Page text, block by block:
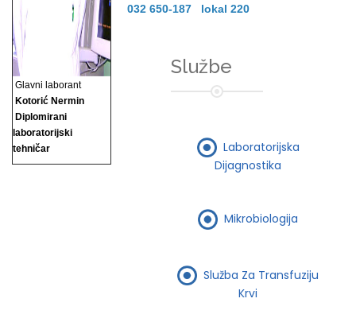
Glavni laborant
Kotorić Nermin
Diplomirani
laboratorijski
tehničar
032 650-187 lokal 220
Službe
Laboratorijska
Dijagnostika
Mikrobiologija
Služba Za Transfuziju
Krvi